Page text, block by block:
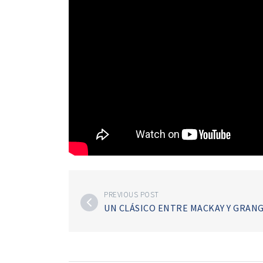
PREVIOUS POST
UN CLÁSICO ENTRE MACKAY Y